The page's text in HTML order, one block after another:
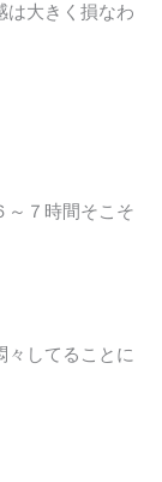
は大きく損なわ
～７時間そこそ
々してることに